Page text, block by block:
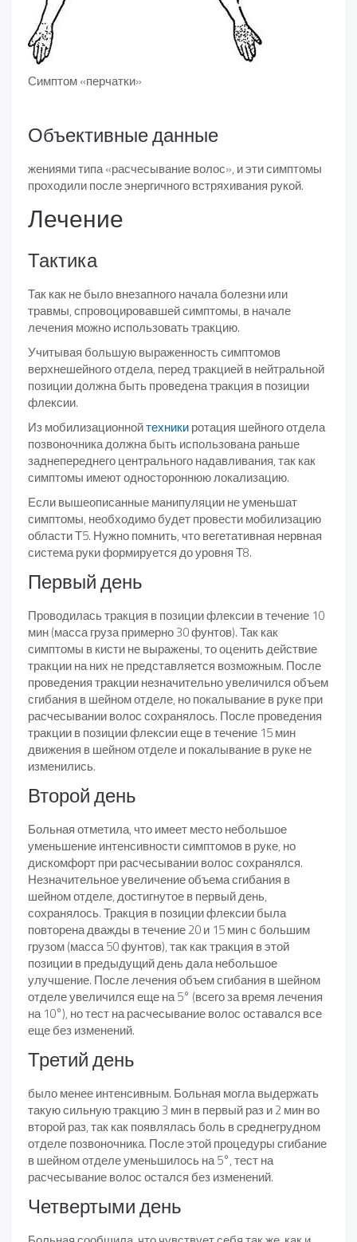
Симптом «перчатки»
Объективные данные
жениями типа «расчесывание волос», и эти симптомы
проходили после энергичного встряхивания рукой.
Лечение
Тактика
Так как не было внезапного начала болезни или
травмы, спровоцировавшей симптомы, в начале
лечения можно использовать тракцию.
Учитывая большую выраженность симптомов
верхнешейного отдела, перед тракцией в нейтральной
позиции должна быть проведена тракция в позиции
флексии.
Из мобилизационнойтехникиротация шейного отдела
позвоночника должна быть использована раньше
заднепереднего центрального надавливания, так как
симптомы имеют одностороннюю локализацию.
Если вышеописанные манипуляции не уменьшат
симптомы, необходимо будет провести мобилизацию
области Т5. Нужно помнить, что вегетативная нервная
система руки формируется до уровня Т8.
Первый день
Проводилась тракция в позиции флексии в течение 10
мин (масса груза примерно 30 фунтов). Так как
симптомы в кисти не выражены, то оценить действие
тракции на них не представляется возможным. После
проведения тракции незначительно увеличился объем
сгибания в шейном отделе, но покалывание в руке при
расчесывании волос сохранялось. После проведения
тракции в позиции флексии еще в течение 15 мин
движения в шейном отделе и покалывание в руке не
изменились.
Второй день
Больная отметила, что имеет место небольшое
уменьшение интенсивности симптомов в руке, но
дискомфорт при расчесывании волос сохранялся.
Незначительное увеличение объема сгибания в
шейном отделе, достигнутое в первый день,
сохранялось. Тракция в позиции флексии была
повторена дважды в течение 20 и 15 мин с большим
грузом (масса 50 фунтов), так как тракция в этой
позиции в предыдущий день дала небольшое
улучшение. После лечения объем сгибания в шейном
отделе увеличился еще на 5° (всего за время лечения
на 10°), но тест на расчесывание волос оставался все
еще без изменений.
Третий день
было менее интенсивным. Больная могла выдержать
такую сильную тракцию 3 мин в первый раз и 2 мин во
второй раз, так как появлялась боль в среднегрудном
отделе позвоночника. После этой процедуры сгибание
в шейном отделе уменьшилось на 5°, тест на
расчесывание волос остался без изменений.
Четвертыми день